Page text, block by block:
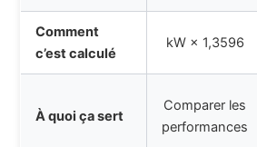
Comment
c’est calculé
kW × 1,3596
À quoi ça sert
Comparer les
performances